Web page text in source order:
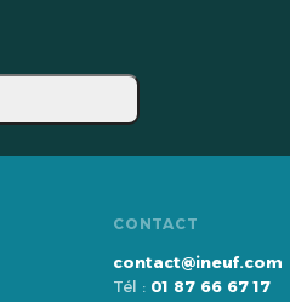
CONTACT
contact@ineuf.com
Tél : 01 87 66 67 17